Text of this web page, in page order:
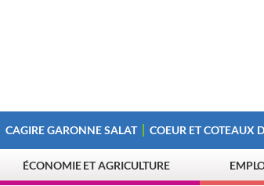
CAGIRE GARONNE SALAT COEUR ET COTEAUX
ÉCONOMIE ET AGRICULTURE